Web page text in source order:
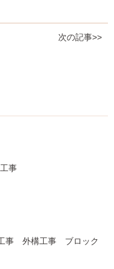
次の記事>>
事
事 外構工事 ブロック